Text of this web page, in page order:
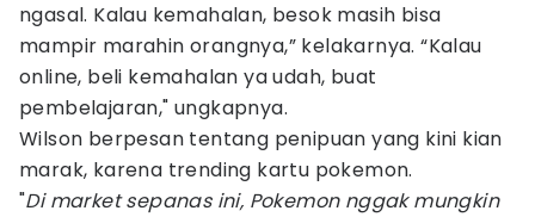
ngasal. Kalau kemahalan, besok masih bisa
mampir marahin orangnya,” kelakarnya. “Kalau
online, beli kemahalan ya udah, buat
pembelajaran," ungkapnya.
Wilson berpesan tentang penipuan yang kini kian
marak, karena trending kartu pokemon.
"Di market sepanas ini, Pokemon nggak mungkin